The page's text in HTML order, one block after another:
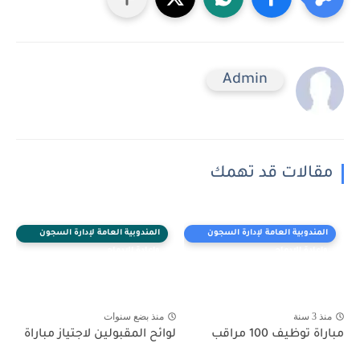
Admin
مقالات قد تهمك
المندوبية العامة لإدارة السجون
منذ 3 سنة
مباراة توظيف 100 مراقب
المندوبية العامة لإدارة السجون
منذ بضع سنوات
لوائح المقبولين لاجتياز مباراة